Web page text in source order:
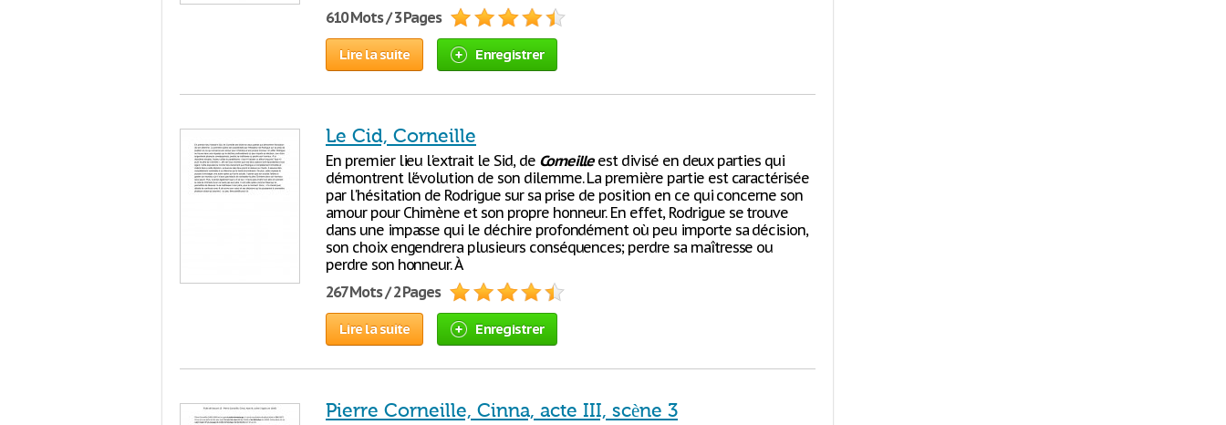
610 Mots / 3 Pages
Lire la suite Enregistrer
Le Cid, Corneille
En premier lieu l'extrait le Sid, de Corneilleest divisé en deux parties qui
démontrent l'évolution de son dilemme. La première partie est caractérisée
par l'hésitation de Rodrigue sur sa prise de position en ce qui concerne son
amour pour Chimène et son propre honneur. En effet, Rodrigue se trouve
dans une impasse qui le déchire profondément où peu importe sa décision,
son choix engendrera plusieurs conséquences; perdre sa maîtresse ou
perdre son honneur. À
267 Mots / 2 Pages
Lire la suite Enregistrer
Pierre Corneille, Cinna, acte III, scène 3